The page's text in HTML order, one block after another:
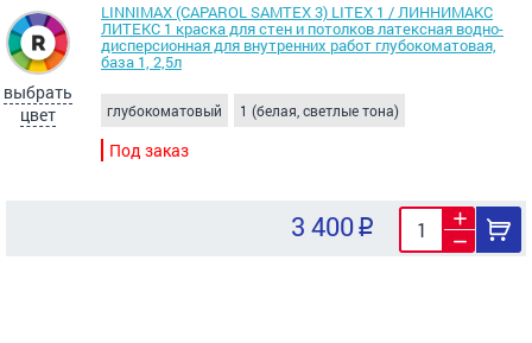
выбрать
цвет
LINNIMAX (CAPAROL SAMTEX 3) LITEX 1 / ЛИННИМАКС
ЛИТЕКС 1 краска для стен и потолков латексная водно-
дисперсионная для внутренних работ глубокоматовая,
база 1, 2,5л
глубокоматовый 1 (белая, светлые тона)
Под заказ
3 400